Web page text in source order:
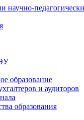
научно-
образование
и аудиторов
образования